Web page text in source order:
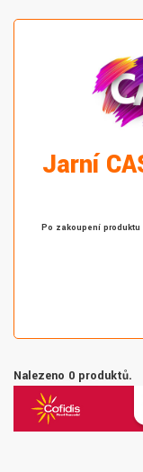
Jarní
Po zakoupení produktu
Nalezeno 0 produktů.